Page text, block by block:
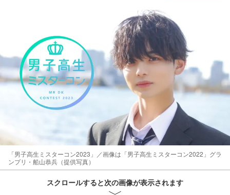
「男子高生ミスターコン2023」／画像は「男子高生ミスターコン2022」グラ
ンプリ・船山恭兵（提供写真）
スクロールすると次の画像が表示されます